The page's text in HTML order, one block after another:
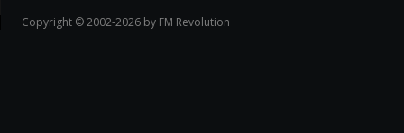
Copyright © 2002-2026 by FM Revolution